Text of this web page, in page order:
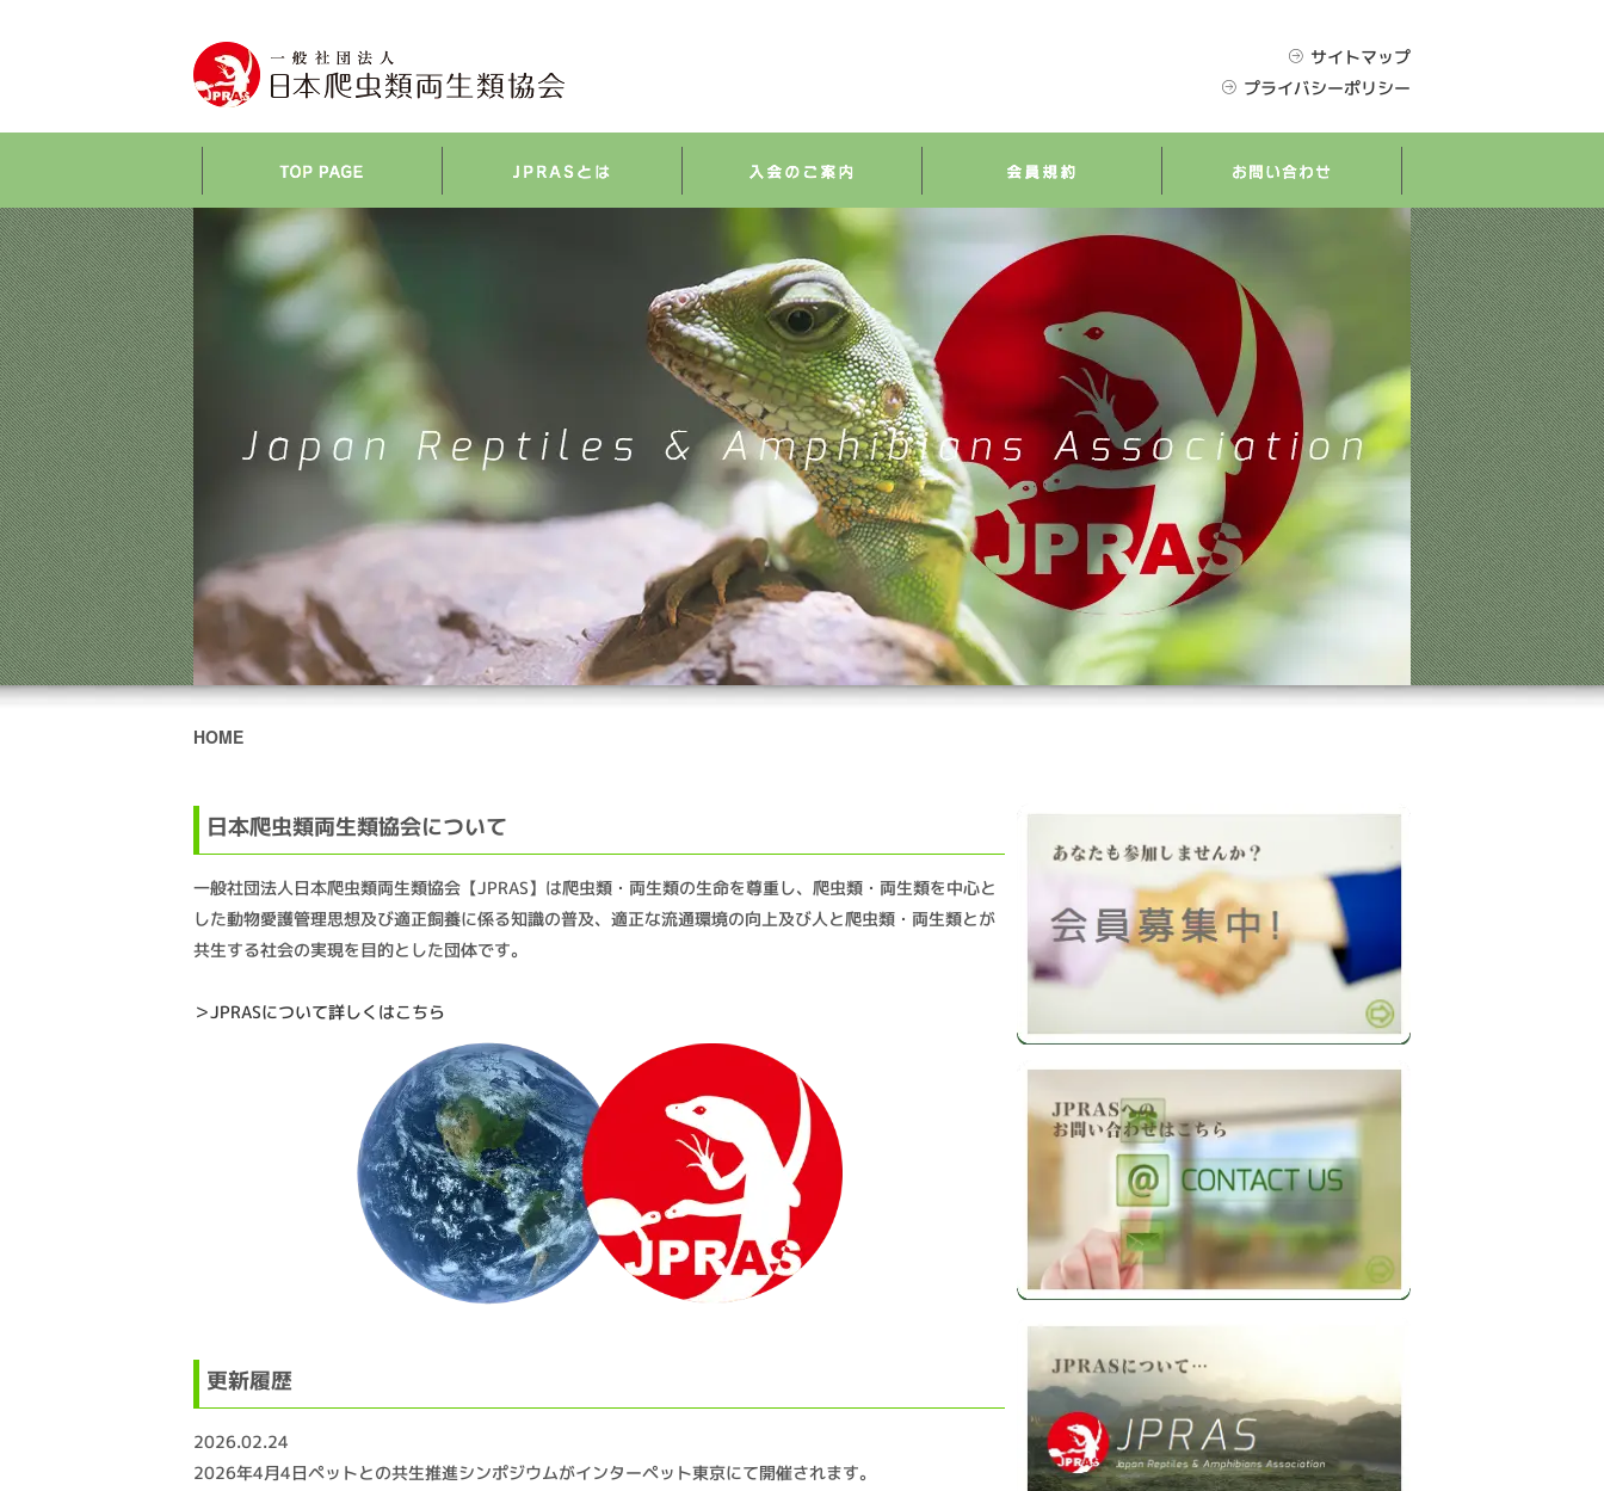
サイトマップ
プライバシーポリシー
HOME
日本爬虫類両生類協会について
一般社団法人日本爬虫類両生類協会【JPRAS】は爬虫類・両生類の生命を尊重し、爬虫類・両生類を中心と
した動物愛護管理思想及び適正飼養に係る知識の普及、適正な流通環境の向上及び人と爬虫類・両生類とが
共生する社会の実現を目的とした団体です。
＞JPRASについて詳しくはこちら
更新履歴
2026.02.24
2026年4月4日ペットとの共生推進シンポジウムがインターペット東京にて開催されます。